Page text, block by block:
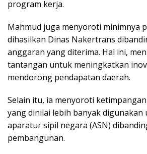
program kerja.
Mahmud juga menyoroti minimnya
dihasilkan Dinas Nakertrans
anggaran yang diterima. Hal ini,
tantangan untuk meningkatkan
mendorong pendapatan daerah.
Selain itu, ia menyoroti
yang dinilai lebih banyak digunakan
aparatur sipil negara (ASN)
pembangunan.